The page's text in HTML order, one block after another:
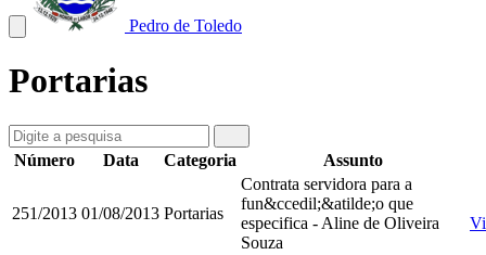
Pedro de Toledo
Portarias
Número Data Categoria Assunto
251/2013 01/08/2013 Portarias
Contrata servidora para a
fun&ccedil;&atilde;o que
especifica - Aline de Oliveira
Souza